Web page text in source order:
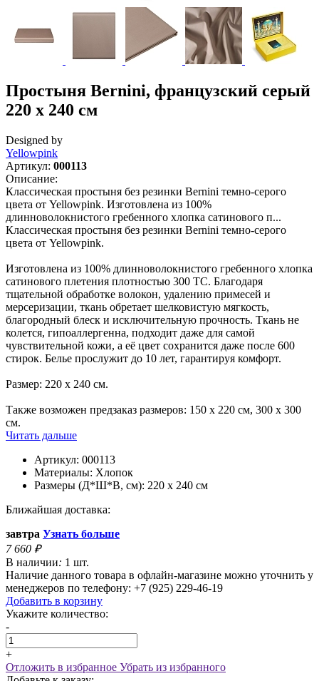
Простыня Bernini, французский серый
220 х 240 см
Designed by
Yellowpink
Артикул: 000113
Описание:
Классическая простыня без резинки Bernini темно-серого
цвета от Yellowpink. Изготовлена из 100%
длинноволокнистого гребенного хлопка сатинового п...
Классическая простыня без резинки Bernini темно-серого
цвета от Yellowpink.
Изготовлена из 100% длинноволокнистого гребенного хлопка
сатинового плетения плотностью 300 TC. Благодаря
тщательной обработке волокон, удалению примесей и
мерсеризации, ткань обретает шелковистую мягкость,
благородный блеск и исключительную прочность. Ткань не
колется, гипоаллергенна, подходит даже для самой
чувствительной кожи, а её цвет сохранится даже после 600
стирок. Белье прослужит до 10 лет, гарантируя комфорт.
Размер: 220 х 240 см.
Также возможен предзаказ размеров: 150 х 220 см, 300 х 300
см.
Читать дальше
Артикул: 000113
Материалы: Хлопок
Размеры (Д*Ш*В, см): 220 х 240 см
Ближайшая доставка:
завтра Узнать больше
7 660 ₽
В наличии: 1 шт.
Наличие данного товара в офлайн-магазине можно уточнить у
менеджеров по телефону: +7 (925) 229-46-19
Добавить в корзину
Укажите количество:
-
+
Отложить в избранное Убрать из избранного